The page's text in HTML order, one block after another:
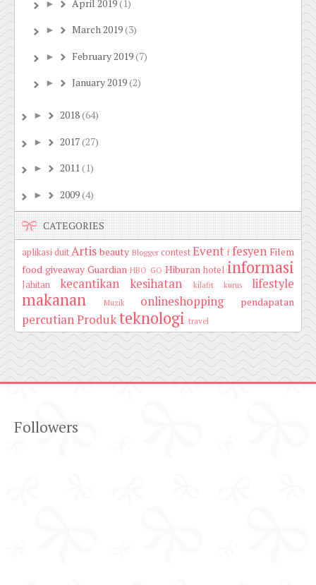
► April 2019(1)
► March 2019(3)
► February 2019(7)
► January 2019(2)
► 2018(64)
► 2017(27)
► 2011(1)
► 2009(4)
CATEGORIES
aplikasi duitArtis beauty Blogger contestEvent f fesyen Filem
food giveaway Guardian HBO GO Hiburan hotel informasi
Jahitan kecantikan kesihatan kilafit kurus lifestyle
makanan Muzik onlineshopping pendapatan
percutianProdukteknologi travel
Followers